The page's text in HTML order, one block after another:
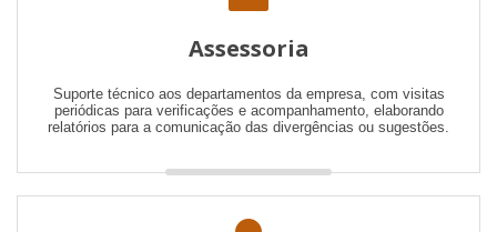
Assessoria
Suporte técnico aos departamentos da empresa, com visitas
periódicas para verificações e acompanhamento, elaborando
relatórios para a comunicação das divergências ou sugestões.